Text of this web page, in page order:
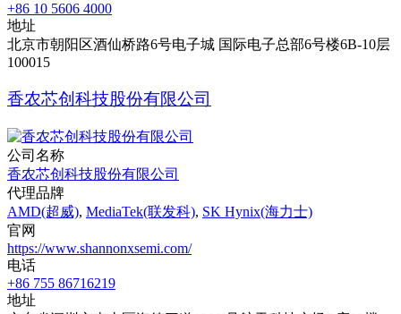
+86 10 5606 4000
地址
北京市朝阳区酒仙桥路6号电子城 国际电子总部6号楼6B-10层
100015
香农芯创科技股份有限公司
公司名称
香农芯创科技股份有限公司
代理品牌
AMD(超威), MediaTek(联发科), SK Hynix(海力士)
官网
https://www.shannonxsemi.com/
电话
+86 755 86716219
地址